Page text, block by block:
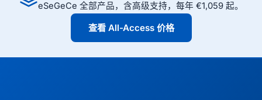
eSeGeCe 全部产品，含高级支持，每年 €1,059 起。
查看 All-Access 价格